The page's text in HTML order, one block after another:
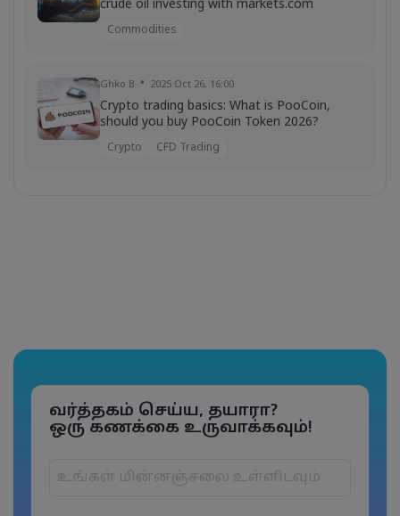
crude oil investing with markets.com
Commodities
Ghko B 2025 Oct 26, 16:00
Crypto trading basics: What is PooCoin,
should you buy PooCoin Token 2026?
Crypto CFD Trading
வர்த்தகம் செய்ய, தயாரா?
ஒரு கணக்கை உருவாக்கவும்!